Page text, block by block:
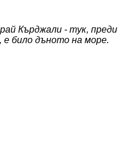
Кърджали - тук, преди
е било дъното на море.